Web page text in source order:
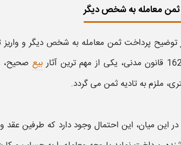
معامله به شخص دیگر
توضیح پرداخت ثمن معامله به شخص دیگر و
بیع صحیح،
ملزم به تادیه ثمن می گردد.
در این میان، این احتمال وجود دارد که طرفین عقد و